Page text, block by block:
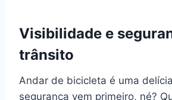
Visibilidade e
trânsito
Andar de bicicleta é uma
segurança vem primeiro, né?